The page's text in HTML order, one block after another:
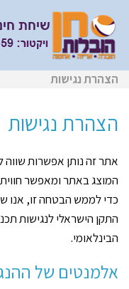
הצהרת נגישות
הצהרת נגישות
אתר זה נותן אפשרות
המוצג באתר ומאפשר
כדי לממש הבטחה זו, אנו
הבינלאומי.
אלמנטים של